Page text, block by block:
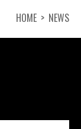
NEWS
HOME NEWS